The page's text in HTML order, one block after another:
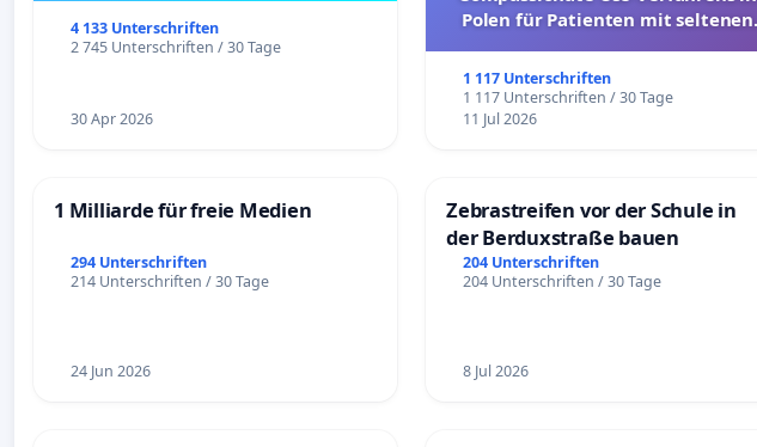
4 133 Unterschriften
2 745 Unterschriften / 30 Tage
30 Apr 2026
Polen für Patienten mit seltenen
1 117 Unterschriften
1 117 Unterschriften / 30 Tage
11 Jul 2026
1 Milliarde für freie Medien
294 Unterschriften
214 Unterschriften / 30 Tage
24 Jun 2026
Zebrastreifen vor der Schule in
der Berduxstraße bauen
204 Unterschriften
204 Unterschriften / 30 Tage
8 Jul 2026